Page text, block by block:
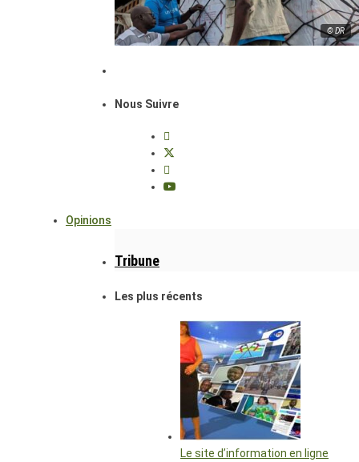
© DR
Nous Suivre
Opinions
Tribune
Les plus récents
Le site d’information en ligne